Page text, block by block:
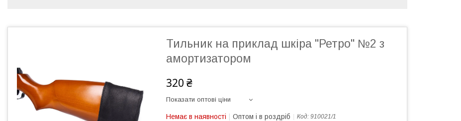
Тильник на приклад шкіра "Ретро" №2 з
амортизатором
320 ₴
Показати оптові ціни
Немає в наявності Оптом і в роздріб Код: 910021/1